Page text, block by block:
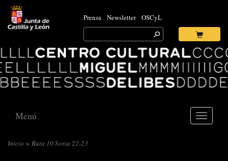
Prensa Newsletter OSCyL
Search
for:
Ok
Centro
Cultural
Miguel
Delibes
Toggle
Menú
Inicio > Ruta 10 Soria 22-23